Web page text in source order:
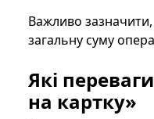
Важливо
загальну суму
Які
на картку»